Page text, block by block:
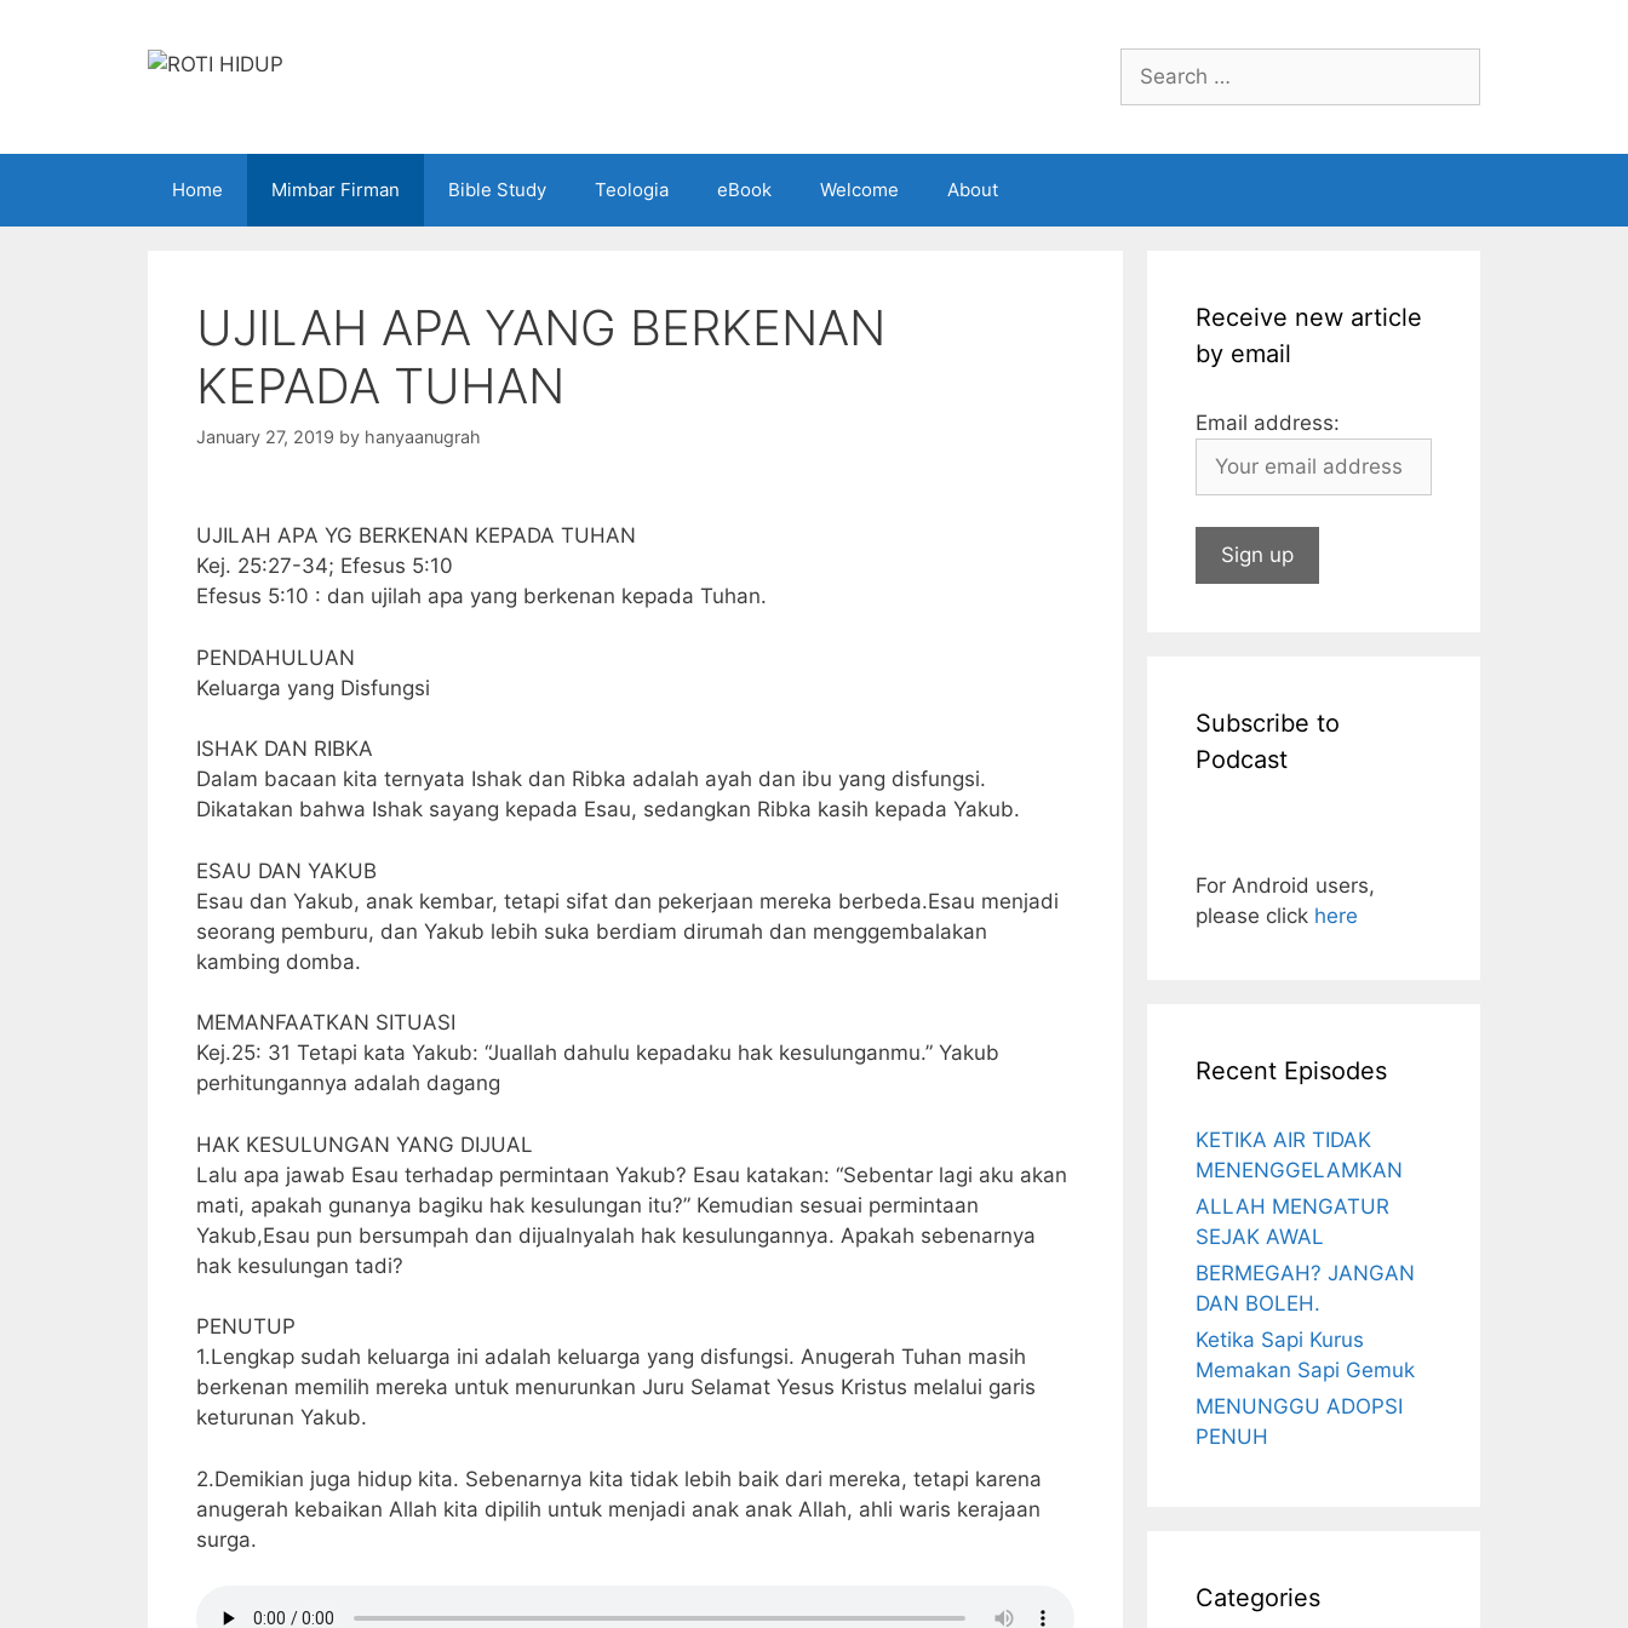
Search
for:
Home Mimbar Firman Bible Study Teologia eBook Welcome About
UJILAH APA YANG BERKENAN
KEPADA TUHAN
January 27, 2019 by hanyaanugrah
UJILAH APA YG BERKENAN KEPADA TUHAN
Kej. 25:27-34; Efesus 5:10
Efesus 5:10 : dan ujilah apa yang berkenan kepada Tuhan.
PENDAHULUAN
Keluarga yang Disfungsi
ISHAK DAN RIBKA
Dalam bacaan kita ternyata Ishak dan Ribka adalah ayah dan ibu yang disfungsi.
Dikatakan bahwa Ishak sayang kepada Esau, sedangkan Ribka kasih kepada Yakub.
ESAU DAN YAKUB
Esau dan Yakub, anak kembar, tetapi sifat dan pekerjaan mereka berbeda.Esau menjadi
seorang pemburu, dan Yakub lebih suka berdiam dirumah dan menggembalakan
kambing domba.
MEMANFAATKAN SITUASI
Kej.25: 31 Tetapi kata Yakub: “Juallah dahulu kepadaku hak kesulunganmu.” Yakub
perhitungannya adalah dagang
HAK KESULUNGAN YANG DIJUAL
Lalu apa jawab Esau terhadap permintaan Yakub? Esau katakan: “Sebentar lagi aku akan
mati, apakah gunanya bagiku hak kesulungan itu?” Kemudian sesuai permintaan
Yakub,Esau pun bersumpah dan dijualnyalah hak kesulungannya. Apakah sebenarnya
hak kesulungan tadi?
PENUTUP
1.Lengkap sudah keluarga ini adalah keluarga yang disfungsi. Anugerah Tuhan masih
berkenan memilih mereka untuk menurunkan Juru Selamat Yesus Kristus melalui garis
keturunan Yakub.
2.Demikian juga hidup kita. Sebenarnya kita tidak lebih baik dari mereka, tetapi karena
anugerah kebaikan Allah kita dipilih untuk menjadi anak anak Allah, ahli waris kerajaan
surga.
Receive new article
by email
Email address:
Subscribe to
Podcast
For Android users,
please click here
Recent Episodes
KETIKA AIR TIDAK
MENENGGELAMKAN
ALLAH MENGATUR
SEJAK AWAL
BERMEGAH? JANGAN
DAN BOLEH.
Ketika Sapi Kurus
Memakan Sapi Gemuk
MENUNGGU ADOPSI
PENUH
Categories